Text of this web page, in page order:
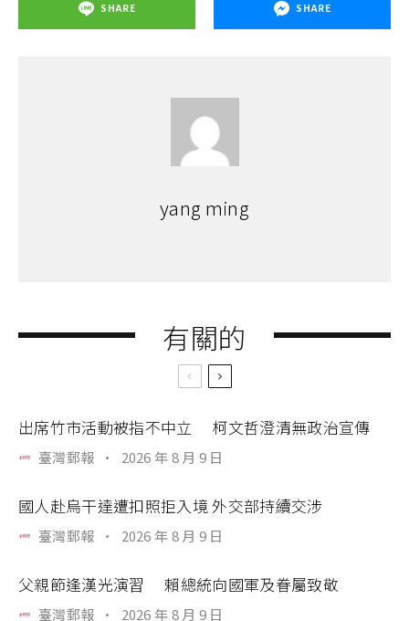
SHARE SHARE
yang ming
有關的
出席竹市活動被指不中立 柯文哲澄清無政治宣傳
臺灣郵報 · 2026 年 8 月 9 日
國人赴烏干達遭扣照拒入境 外交部持續交涉
臺灣郵報 · 2026 年 8 月 9 日
父親節逢漢光演習 賴總統向國軍及眷屬致敬
臺灣郵報 · 2026 年 8 月 9 日